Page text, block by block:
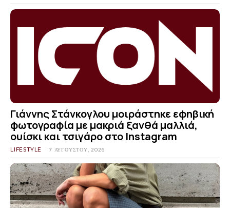
Γιάννης Στάνκογλου μοιράστηκε εφηβική
φωτογραφία με μακριά ξανθά μαλλιά,
ουίσκι και τσιγάρο στο Instagram
LIFESTYLE 7 ΑΥΓΟΎΣΤΟΥ, 2026